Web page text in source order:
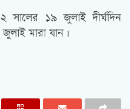
১৯ জুলাই দীর্ঘদিন
মারা যান।